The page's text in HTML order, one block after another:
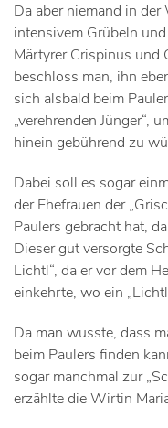
Da aber niemand in
intensivem Grübeln
Märtyrer Crispinus und
beschloss man, ihn
sich alsbald beim
„verehrenden Jünger“,
hinein gebührend zu
Dabei soll es sogar
der Ehefrauen der
Paulers gebracht hat,
Dieser gut versorgte
Lichtl“, da er vor dem
einkehrte, wo ein
Da man wusste, dass
beim Paulers finden
sogar manchmal zur
erzählte die Wirtin